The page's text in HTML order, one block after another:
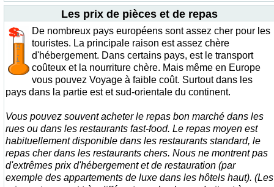
Les prix de pièces et de repas
De nombreux pays européens sont assez cher pour les
touristes. La principale raison est assez chère
d'hébergement. Dans certains pays, est le transport
coûteux et la nourriture chère. Mais même en Europe
vous pouvez Voyage à faible coût. Surtout dans les
pays dans la partie est et sud-orientale du continent.
Vous pouvez souvent acheter le repas bon marché dans les
rues ou dans les restaurants fast-food. Le repas moyen est
habituellement disponible dans les restaurants standard, le
repas cher dans les restaurants chers. Nous ne montrent pas
d'extrêmes prix d'hébergement et de restauration (par
exemple des appartements de luxe dans les hôtels haut). (Les